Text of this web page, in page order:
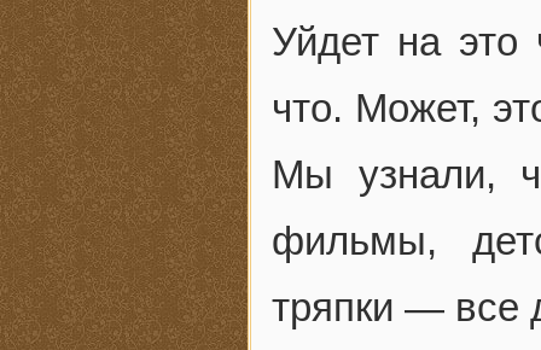
Уйдет на
что. Может,
Мы узнали,
фильмы,
тряпки — все